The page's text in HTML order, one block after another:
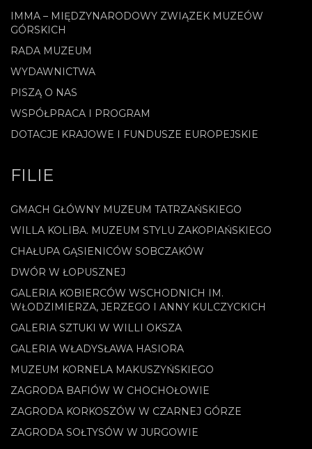
IMMA – MIĘDZYNARODOWY ZWIĄZEK MUZEÓW
GÓRSKICH
RADA MUZEUM
WYDAWNICTWA
PISZĄ O NAS
WSPÓŁPRACA I PROGRAM
DOTACJE KRAJOWE I FUNDUSZE EUROPEJSKIE
FILIE
GMACH GŁÓWNY MUZEUM TATRZAŃSKIEGO
WILLA KOLIBA. MUZEUM STYLU ZAKOPIAŃSKIEGO
CHAŁUPA GĄSIENICÓW SOBCZAKÓW
DWÓR W ŁOPUSZNEJ
GALERIA KOBIERCÓW WSCHODNICH IM.
WŁODZIMIERZA, JERZEGO I ANNY KULCZYCKICH
GALERIA SZTUKI W WILLI OKSZA
GALERIA WŁADYSŁAWA HASIORA
MUZEUM KORNELA MAKUSZYŃSKIEGO
ZAGRODA BAFIÓW W CHOCHOŁOWIE
ZAGRODA KORKOSZÓW W CZARNEJ GÓRZE
ZAGRODA SOŁTYSÓW W JURGOWIE